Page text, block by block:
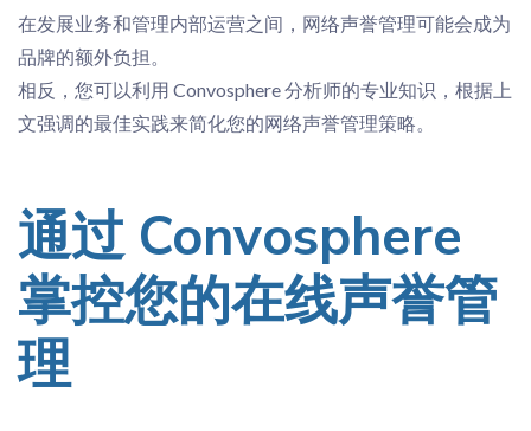
在发展业务和管理内部运营之间，网络声誉管理可能会成为
品牌的额外负担。
相反，您可以利用 Convosphere 分析师的专业知识，根据上
文强调的最佳实践来简化您的网络声誉管理策略。
通过 Convosphere
掌控您的在线声誉管
理